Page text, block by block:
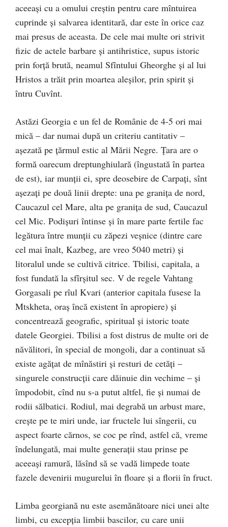
aceeaşi cu a omului creştin pentru care mîntuirea
cuprinde şi salvarea identitară, dar este în orice caz
mai presus de aceasta. De cele mai multe ori strivit
fizic de actele barbare şi antihristice, supus istoric
prin forţă brută, neamul Sfîntului Gheorghe şi al lui
Hristos a trăit prin moartea aleşilor, prin spirit şi
întru Cuvînt.
Astăzi Georgia e un fel de Românie de 4-5 ori mai
mică – dar numai după un criteriu cantitativ –
aşezată pe ţărmul estic al Mării Negre. Ţara are o
formă oarecum dreptunghiulară (îngustată în partea
de est), iar munţii ei, spre deosebire de Carpaţi, sînt
aşezaţi pe două linii drepte: una pe graniţa de nord,
Caucazul cel Mare, alta pe graniţa de sud, Caucazul
cel Mic. Podişuri întinse şi în mare parte fertile fac
legătura între munţii cu zăpezi veşnice (dintre care
cel mai înalt, Kazbeg, are vreo 5040 metri) şi
litoralul unde se cultivă citrice. Tbilisi, capitala, a
fost fundată la sfîrşitul sec. V de regele Vahtang
Gorgasali pe rîul Kvari (anterior capitala fusese la
Mtskheta, oraş încă existent în apropiere) şi
concentrează geografic, spiritual şi istoric toate
datele Georgiei. Tbilisi a fost distrus de multe ori de
năvălitori, în special de mongoli, dar a continuat să
existe agăţat de mînăstiri şi resturi de cetăţi –
singurele construcţii care dăinuie din vechime – şi
împodobit, cînd nu s-a putut altfel, fie şi numai de
rodii sălbatici. Rodiul, mai degrabă un arbust mare,
creşte pe te miri unde, iar fructele lui sîngerii, cu
aspect foarte cărnos, se coc pe rînd, astfel că, vreme
îndelungată, mai multe generaţii stau prinse pe
aceeaşi ramură, lăsînd să se vadă limpede toate
fazele devenirii mugurelui în floare şi a florii în fruct.
Limba georgiană nu este asemănătoare nici unei alte
limbi, cu excepţia limbii bascilor, cu care unii